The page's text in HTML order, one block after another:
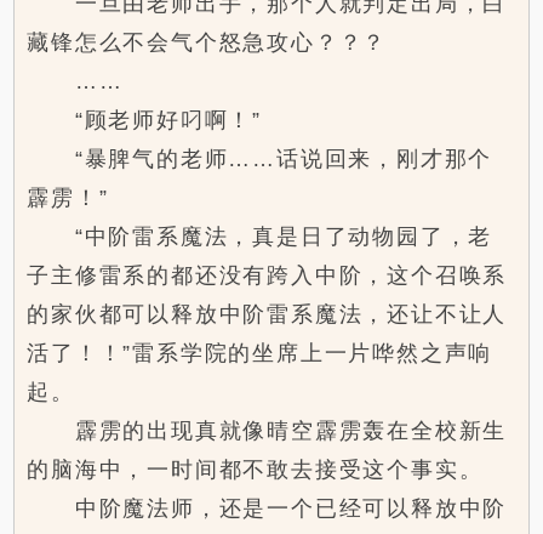
藏锋怎么不会气个怒急攻心？？？
……
“顾老师好叼啊！”
“暴脾气的老师……话说回来，刚才那个
霹雳！”
“中阶雷系魔法，真是日了动物园了，老
子主修雷系的都还没有跨入中阶，这个召唤系
的家伙都可以释放中阶雷系魔法，还让不让人
活了！！”雷系学院的坐席上一片哗然之声响
起。
霹雳的出现真就像晴空霹雳轰在全校新生
的脑海中，一时间都不敢去接受这个事实。
中阶魔法师，还是一个已经可以释放中阶